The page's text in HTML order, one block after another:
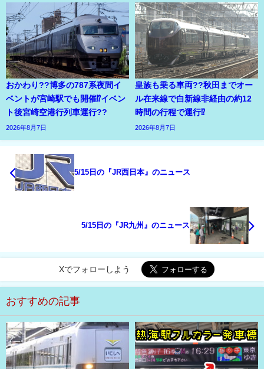
おかわり??博多の787系夜間イ
ベントが宮崎駅でも開催⁉イベン
ト後宮崎空港行列車運行??
2026年8月7日
皇族も乗る車両??秋田までオー
ル在来線で白新線非経由の約12
時間の行程で運行⁉
2026年8月7日
5/15日の『JR西日本』のニュース
5/15日の『JR九州』のニュース
Xでフォローしよう
おすすめの記事